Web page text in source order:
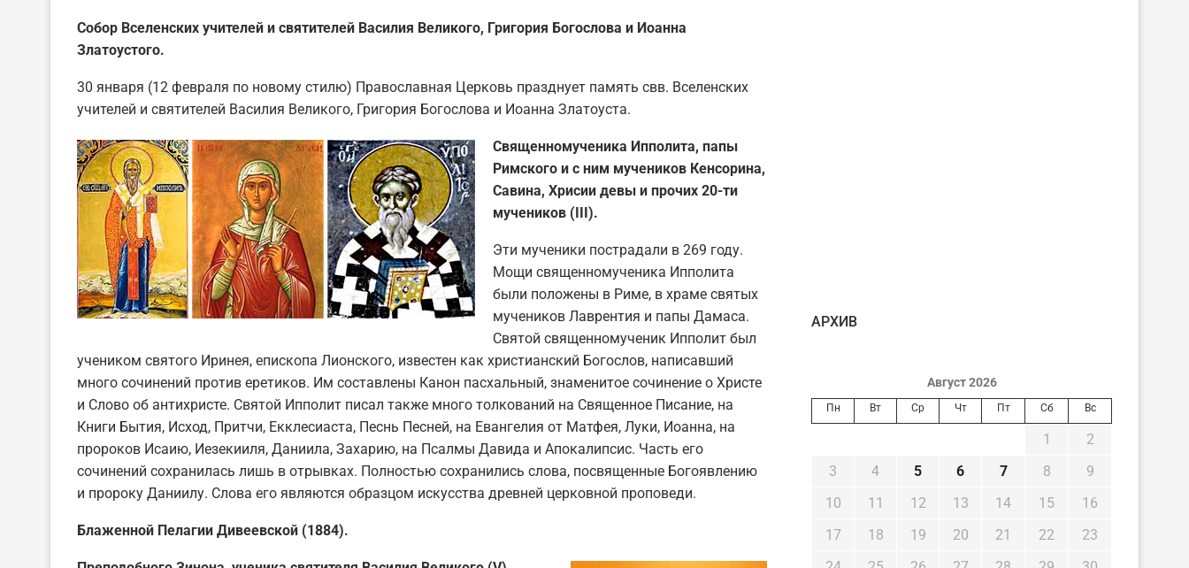
Собор Вселенских учителей и святителей Василия Великого, Григория Богослова и Иоанна
Златоустого.
30 января (12 февраля по новому стилю) Православная Церковь празднует память свв. Вселенских
учителей и святителей Василия Великого, Григория Богослова и Иоанна Златоуста.
Священномученика Ипполита, папы
Римского и с ним мучеников Кенсорина,
Савина, Хрисии девы и прочих 20-ти
мучеников (III).
Эти мученики пострадали в 269 году.
Мощи священномученика Ипполита
были положены в Риме, в храме святых
мучеников Лаврентия и папы Дамаса.
Святой священномученик Ипполит был
учеником святого Иринея, епископа Лионского, известен как христианский Богослов, написавший
много сочинений против еретиков. Им составлены Канон пасхальный, знаменитое сочинение о Христе
и Слово об антихристе. Святой Ипполит писал также много толкований на Священное Писание, на
Книги Бытия, Исход, Притчи, Екклесиаста, Песнь Песней, на Евангелия от Матфея, Луки, Иоанна, на
пророков Исаию, Иезекииля, Даниила, Захарию, на Псалмы Давида и Апокалипсис. Часть его
сочинений сохранилась лишь в отрывках. Полностью сохранились слова, посвященные Богоявлению
и пророку Даниилу. Слова его являются образцом искусства древней церковной проповеди.
Блаженной Пелагии Дивеевской (1884).
AРХИВ
Август 2026
Пн Вт Ср Чт Пт Сб Вс
1
2
3
4 5 6 7 8
9
10
11 12 13 14 15
16
17
18 19 20 21 22
23